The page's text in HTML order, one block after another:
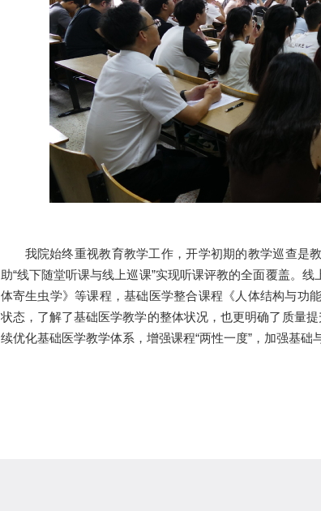
我院始终重视教育教学工作，开学初期的教学巡查是
助“线下随堂听课与线上巡课”实现听课评教的全面覆盖。
体寄生虫学》等课程，基础医学整合课程《人体结构与功
状态，了解了基础医学教学的整体状况，也更明确了质量
续优化基础医学教学体系，增强课程“两性一度”，加强基